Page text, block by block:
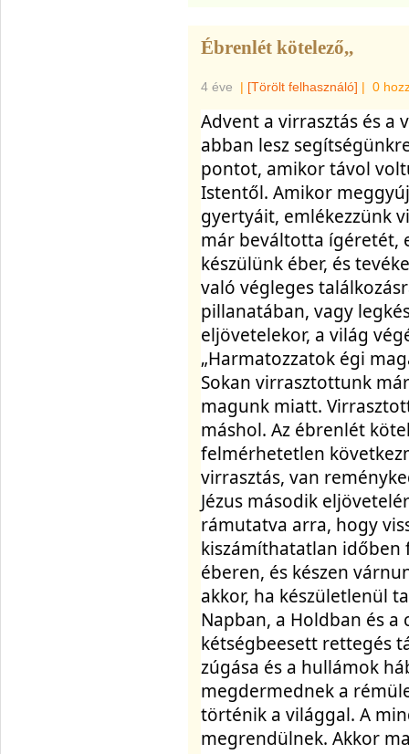
Ébrenlét kötelező,,
4 éve | [Törölt felhasználó] | 0
Advent a virrasztás és a
abban lesz
pontot, amikor távol
Istentől. Amikor
gyertyáit, emlékezzünk
már beváltotta ígéretét,
készülünk éber, és
való végleges
pillanatában, vagy
eljövetelekor, a világ
„Harmatozzatok égi
Sokan virrasztottunk
magunk miatt.
máshol. Az ébrenlét
felmérhetetlen
virrasztás, van
Jézus második
rámutatva arra, hogy
kiszámíthatatlan időben
éberen, és készen
akkor, ha készületlenül
Napban, a Holdban és
kétségbeesett rettegés
zúgása és a hullámok
megdermednek a
történik a világgal. A
megrendülnek. Akkor